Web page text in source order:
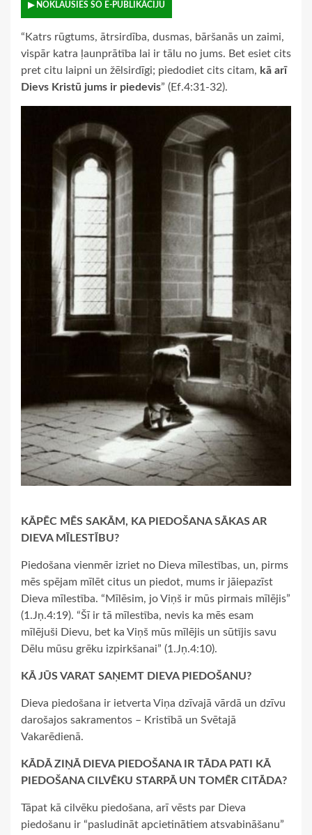
▶ NOKLAUSIES ŠO E-PUBLIKĀCIJU
“Katrs rūgtums, ātrsirdība, dusmas, bāršanās un zaimi,
vispār katra ļaunprātība lai ir tālu no jums. Bet esiet cits
pret citu laipni un žēlsirdīgi; piedodiet cits citam, kā arī
Dievs Kristū jums ir piedevis” (Ef.4:31-32).
KĀPĒC MĒS SAKĀM, KA PIEDOŠANA SĀKAS AR
DIEVA MĪLESTĪBU?
Piedošana vienmēr izriet no Dieva mīlestības, un, pirms
mēs spējam mīlēt citus un piedot, mums ir jāiepazīst
Dieva mīlestība. “Mīlēsim, jo Viņš ir mūs pirmais mīlējis”
(1.Jņ.4:19). “Šī ir tā mīlestība, nevis ka mēs esam
mīlējuši Dievu, bet ka Viņš mūs mīlējis un sūtījis savu
Dēlu mūsu grēku izpirkšanai” (1.Jņ.4:10).
KĀ JŪS VARAT SAŅEMT DIEVA PIEDOŠANU?
Dieva piedošana ir ietverta Viņa dzīvajā vārdā un dzīvu
darošajos sakramentos – Kristībā un Svētajā
Vakarēdienā.
KĀDĀ ZIŅĀ DIEVA PIEDOŠANA IR TĀDA PATI KĀ
PIEDOŠANA CILVĒKU STARPĀ UN TOMĒR CITĀDA?
Tāpat kā cilvēku piedošana, arī vēsts par Dieva
piedošanu ir “pasludināt apcietinātiem atsvabināšanu”